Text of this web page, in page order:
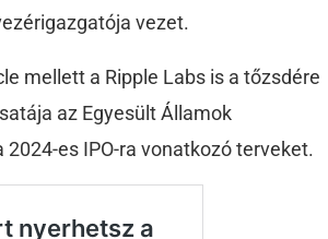
vezet.
mellett a Ripple Labs is a tőzsdére
az Egyesült Államok
es IPO-ra vonatkozó terveket.